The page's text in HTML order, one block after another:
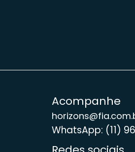
Acompanhe
WhatsApp: (11)